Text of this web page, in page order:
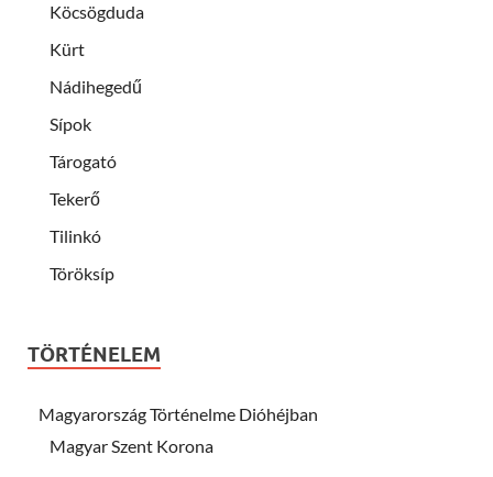
Köcsögduda
Kürt
Nádihegedű
Sípok
Tárogató
Tekerő
Tilinkó
Töröksíp
TÖRTÉNELEM
Magyarország Történelme Dióhéjban
Magyar Szent Korona